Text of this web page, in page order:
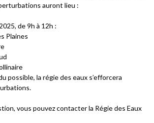
auront lieu :
de 9h à 12h :
Plaines
possible, la régie des eaux s’efforcera
vous pouvez contacter la Régie des Eaux